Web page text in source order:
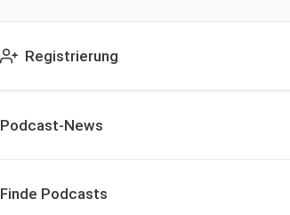
Registrierung
Podcast-News
Finde Podcasts